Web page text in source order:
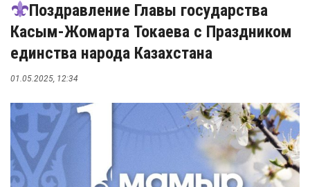
Поздравление Главы государства
Касым-Жомарта Токаева с Праздником
единства народа Казахстана
01.05.2025, 12:34